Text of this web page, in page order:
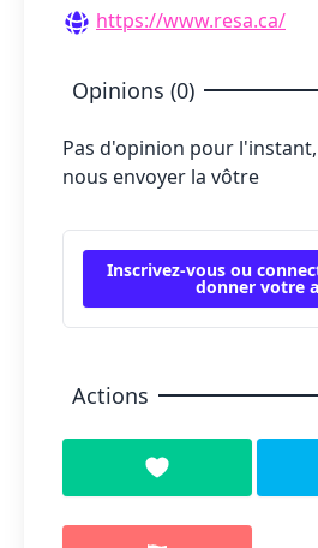
https://www.resa.ca/
Opinions (0)
Pas d'opinion pour
nous envoyer la vôtre
Inscrivez-vous ou
donner votre
Actions